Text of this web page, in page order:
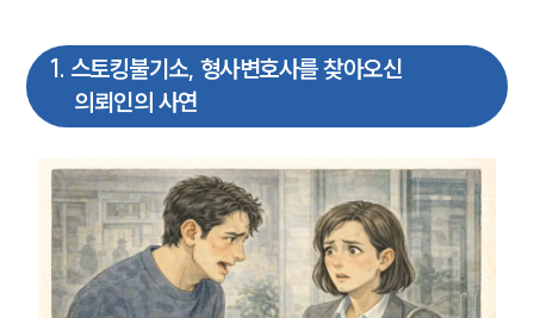
1 . 스토킹불기소, 형사변호사를 찾아오신
의뢰인의 사연